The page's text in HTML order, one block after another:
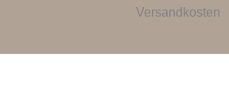
Versandkosten